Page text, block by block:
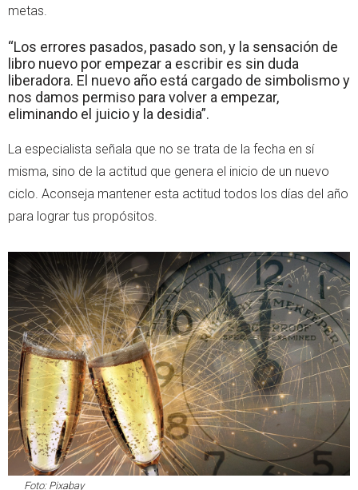
metas.
“Los errores pasados, pasado son,y la sensación de
libro nuevo por empezar a escribir es sin duda
liberadora. El nuevo año está cargado de simbolismo y
nos damos permiso para volver a empezar,
eliminando el juicio y la desidia”.
La especialista señala que no se trata de la fecha en sí
misma, sino de la actitud que genera el inicio de un nuevo
ciclo. Aconseja mantener esta actitud todos los días del año
para lograr tus propósitos.
Foto: Pixabay